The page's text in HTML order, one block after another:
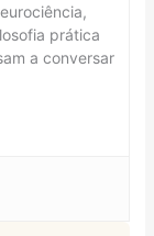
prática
a conversar